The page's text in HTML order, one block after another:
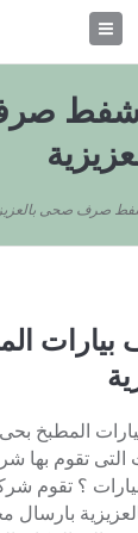
شفط
صرف صحى
بيارات
المطبخ
التى تقوم بها
؟ تقوم